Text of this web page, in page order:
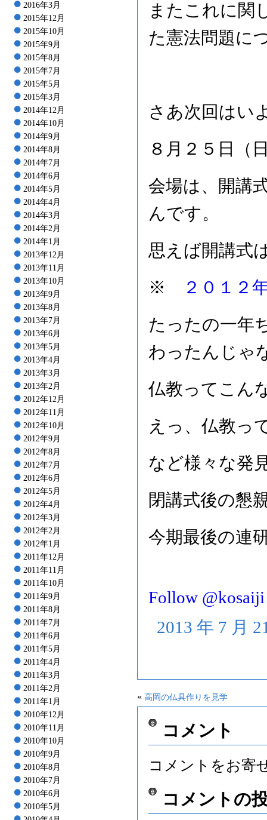
2016年3月
2015年12月
2015年10月
2015年9月
2015年8月
2015年7月
2015年5月
2015年3月
2014年12月
2014年10月
2014年9月
2014年8月
2014年7月
2014年6月
2014年5月
2014年4月
2014年3月
2014年2月
2014年1月
2013年12月
2013年11月
2013年10月
2013年9月
2013年8月
2013年7月
2013年6月
2013年5月
2013年4月
2013年3月
2013年2月
2012年12月
2012年11月
2012年10月
2012年9月
2012年8月
2012年7月
2012年6月
2012年5月
2012年4月
2012年3月
2012年2月
2012年1月
2011年12月
2011年11月
2011年10月
2011年9月
2011年8月
2011年7月
2011年6月
2011年5月
2011年4月
2011年3月
2011年2月
2011年1月
2010年12月
2010年11月
2010年10月
2010年9月
2010年8月
2010年7月
2010年6月
2010年5月
またこれに関
た憲法問題に
さあ次回はい
８月２５日（
会場は、開講
んです。
思えば開講式
※
２０１２
たったの一年
わったんじゃ
仏教ってこん
えっ、仏教っ
など様々な発
閉講式後の懇
今期最後の連
Follow @kosaiji
2013 年 7 月
« 高岡の仏具作りを見学
コメント
コメントをお寄
コメントの